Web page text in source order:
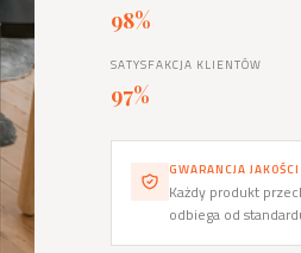
98%
SATYSFAKCJA KLIENTÓW
97%
GWARANCJA JAKOŚCI
Każdy produkt
odbiega od